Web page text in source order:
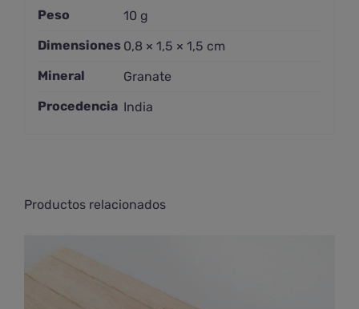
Peso
10 g
Dimensiones 0,8 × 1,5 × 1,5 cm
Mineral
Granate
Procedencia India
Productos relacionados